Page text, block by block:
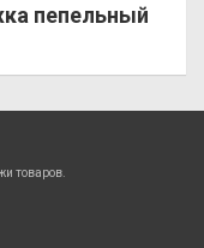
пепельный
товаров.